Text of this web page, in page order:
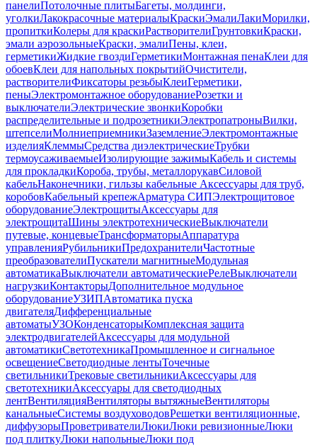
панелиПотолочные плитыБагеты, молдинги,
уголкиЛакокрасочные материалыКраскиЭмалиЛакиМорилки,
пропиткиКолеры для краскиРастворителиГрунтовкиКраски,
эмали аэрозольныеКраски, эмалиПены, клеи,
герметикиЖидкие гвоздиГерметикиМонтажная пенаКлеи для
обоевКлеи для напольных покрытийОчистители,
растворителиФиксаторы резьбыКлеиГерметики,
пеныЭлектромонтажное оборудованиеРозетки и
выключателиЭлектрические звонкиКоробки
распределительные и подрозетникиЭлектропатроныВилки,
штепселиМолниеприемникиЗаземлениеЭлектромонтажные
изделияКлеммыСредства диэлектрическиеТрубки
термоусаживаемыеИзолирующие зажимыКабель и системы
для прокладкиКороба, трубы, металлорукавСиловой
кабельНаконечники, гильзы кабельные Аксессуары для труб,
коробовКабельный крепежАрматура СИПЭлектрощитовое
оборудованиеЭлектрощитыАксессуары для
электрощитаШины электротехническиеВыключатели
путевые, концевыеТрансформаторыАппаратура
управленияРубильникиПредохранителиЧастотные
преобразователиПускатели магнитныеМодульная
автоматикаВыключатели автоматическиеРелеВыключатели
нагрузкиКонтакторыДополнительное модульное
оборудованиеУЗИПАвтоматика пуска
двигателяДифференциальные
автоматыУЗОКонденсаторыКомплексная защита
электродвигателейАксессуары для модульной
автоматикиСветотехникаПромышленное и сигнальное
освещениеСветодиодные лентыТочечные
светильникиТрековые светильникиАксессуары для
светотехникиАксессуары для светодиодных
лентВентиляцияВентиляторы вытяжныеВентиляторы
канальныеСистемы воздуховодовРешетки вентиляционные,
диффузорыПроветривателиЛюкиЛюки ревизионныеЛюки
под плиткуЛюки напольныеЛюки под